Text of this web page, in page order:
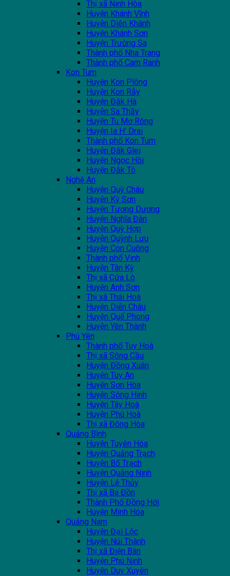
Thị xã Ninh Hòa
Huyện Khánh Vĩnh
Huyện Diên Khánh
Huyện Khánh Sơn
Huyện Trường Sa
Thành phố Nha Trang
Thành phố Cam Ranh
Kon Tum
Huyện Kon Plông
Huyện Kon Rẫy
Huyện Đắk Hà
Huyện Sa Thầy
Huyện Tu Mơ Rông
Huyện Ia H' Drai
Thành phố Kon Tum
Huyện Đắk Glei
Huyện Ngọc Hồi
Huyện Đắk Tô
Nghệ An
Huyện Quỳ Châu
Huyện Kỳ Sơn
Huyện Tương Dương
Huyện Nghĩa Đàn
Huyện Quỳ Hợp
Huyện Quỳnh Lưu
Huyện Con Cuông
Thành phố Vinh
Huyện Tân Kỳ
Thị xã Cửa Lò
Huyện Anh Sơn
Thị xã Thái Hoà
Huyện Diễn Châu
Huyện Quế Phong
Huyện Yên Thành
Phú Yên
Thành phố Tuy Hoà
Thị xã Sông Cầu
Huyện Đồng Xuân
Huyện Tuy An
Huyện Sơn Hòa
Huyện Sông Hinh
Huyện Tây Hoà
Huyện Phú Hoà
Thị xã Đông Hòa
Quảng Bình
Huyện Tuyên Hóa
Huyện Quảng Trạch
Huyện Bố Trạch
Huyện Quảng Ninh
Huyện Lệ Thủy
Thị xã Ba Đồn
Thành Phố Đồng Hới
Huyện Minh Hóa
Quảng Nam
Huyện Đại Lộc
Huyện Núi Thành
Thị xã Điện Bàn
Huyện Phú Ninh
Huyện Duy Xuyên